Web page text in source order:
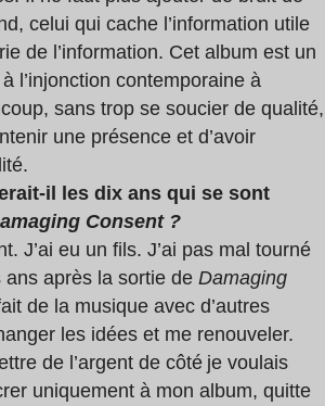
celui qui cache l’information utile
de l’information. Cet album est un
l’injonction contemporaine à
sans trop se soucier de qualité,
une présence et d’avoir
il les dix ans qui se sont
Consent ?
J’ai eu un fils. J’ai pas mal tourné
après la sortie de Damaging
de la musique avec d’autres
les idées et me renouveler.
de l’argent de côté je voulais
uniquement à mon album, quitte